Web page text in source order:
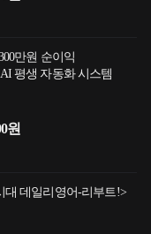
만원 순이익
평생 자동화 시스템
원
대 데일리영어-리부트!>